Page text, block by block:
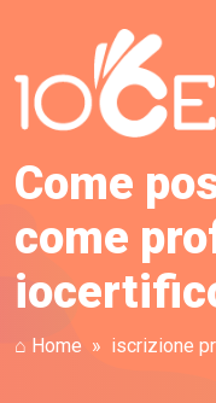
Come
come
⌂ Home iscrizione